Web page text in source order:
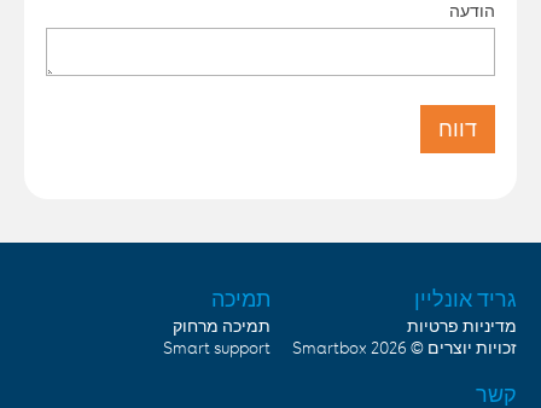
הודעה
גריד אונליין
מדיניות פרטיות
זכויות יוצרים © 2026
Smartbox
תמיכה
תמיכה מרחוק
Smart support
קשר